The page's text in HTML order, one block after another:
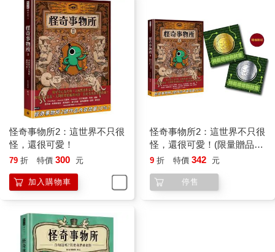
怪奇事物所2：這世界不只很
怪，還很可愛！
79 折 特價 300 元
加入購物車
怪奇事物所2：這世界不只很
怪，還很可愛！(限量贈品版
附贈「所長發財金」金屬書
9 折 特價 342 元
停售